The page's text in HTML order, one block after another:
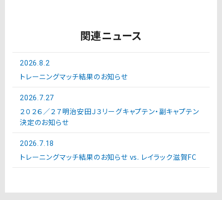
関連ニュース
2026.8.2
トレーニングマッチ結果のお知らせ
2026.7.27
２０２６／２７明治安田Ｊ３リーグキャプテン・副キャプテン
決定のお知らせ
2026.7.18
トレーニングマッチ結果のお知らせ vs. レイラック滋賀FC